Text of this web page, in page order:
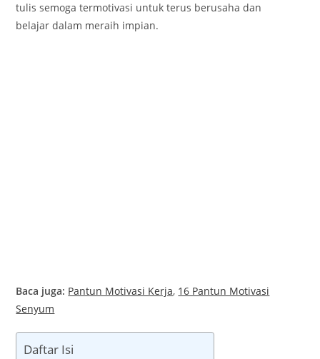
tulis semoga termotivasi untuk terus berusaha dan
belajar dalam meraih impian.
Baca juga: Pantun Motivasi Kerja, 16 Pantun Motivasi
Senyum
Daftar Isi